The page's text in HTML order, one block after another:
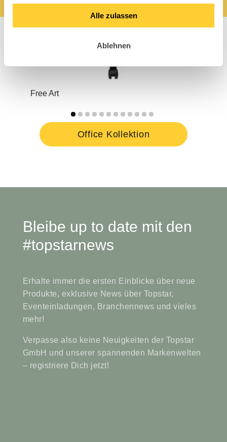
Alle zulassen
Ablehnen
Free Art
Office Kollektion
Bleibe up to date mit den
#topstarnews
Erhalte immer die ersten Einblicke über neue
Produkte, exklusive News über Topstar,
Eventeinladungen, Branchennews und vieles
mehr!
Verpasse also keine Neuigkeiten der Topstar
GmbH und unserer spannenden Markenwelten
– registriere Dich jetzt!